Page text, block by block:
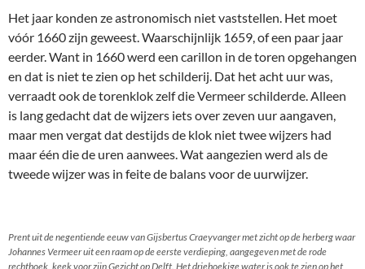
Het jaar konden ze astronomisch niet vaststellen. Het moet
vóór 1660 zijn geweest. Waarschijnlijk 1659, of een paar jaar
eerder. Want in 1660 werd een carillon in de toren opgehangen
en dat is niet te zien op het schilderij. Dat het acht uur was,
verraadt ook de torenklok zelf die Vermeer schilderde. Alleen
is lang gedacht dat de wijzers iets over zeven uur aangaven,
maar men vergat dat destijds de klok niet twee wijzers had
maar één die de uren aanwees. Wat aangezien werd als de
tweede wijzer was in feite de balans voor de uurwijzer.
Prent uit de negentiende eeuw van Gijsbertus Craeyvangermet zicht op de herberg waar
Johannes Vermeer uit een raam op de eerste verdieping, aangegeven met de rode
rechthoek, keek voor zijn Gezicht op Delft. Het driehoekige water is ook te zien op het